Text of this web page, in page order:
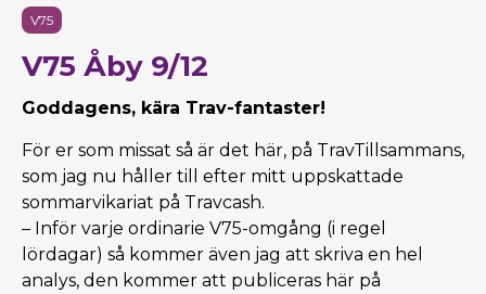
V75
V75 Åby 9/12
Goddagens, kära Trav-fantaster!
För er som missat så är det här, på TravTillsammans,
som jag nu håller till efter mitt uppskattade
sommarvikariat på Travcash.
– Inför varje ordinarie V75-omgång (i regel
lördagar) så kommer även jag att skriva en hel
analys, den kommer att publiceras här på